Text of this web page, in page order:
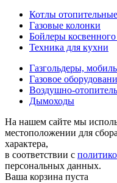
Котлы отопительные
Газовые колонки
Бойлеры косвенного
Техника для кухни
Газгольдеры,
Газовое
Воздушно-
Дымоходы
На нашем сайте мы
местоположении для
характера,
в соответствии с
персональных данных.
Ваша корзина пуста